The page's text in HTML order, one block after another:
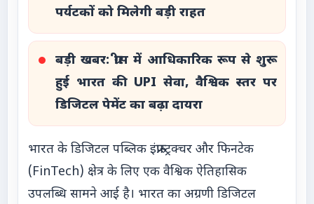
पर्यटकों को मिलेगी बड़ी राहत
बड़ी खबर: ग्रीस में आधिकारिक रूप से शुरू
हुई भारत की UPI सेवा, वैश्विक स्तर पर
डिजिटल पेमेंट का बढ़ा दायरा
भारत के डिजिटल पब्लिक इंफ्रास्ट्रक्चर और फिनटेक
(FinTech) क्षेत्र के लिए एक वैश्विक ऐतिहासिक
उपलब्धि सामने आई है। भारत का अग्रणी डिजिटल